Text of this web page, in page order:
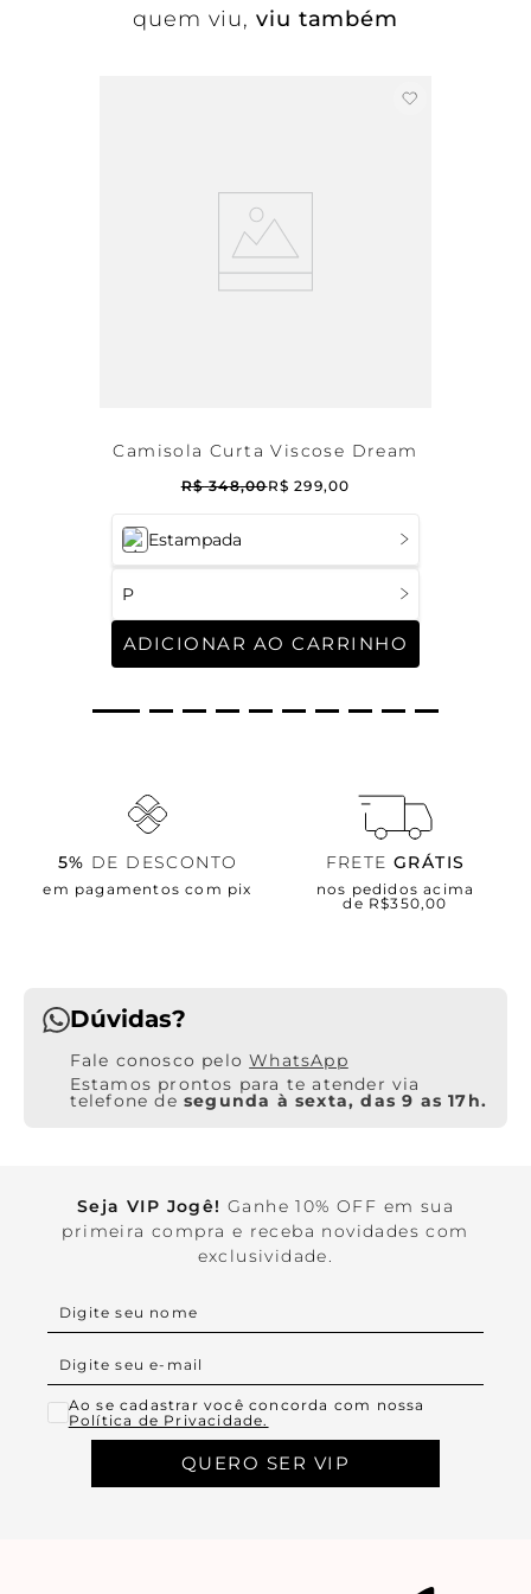
quem viu, viu também
Estampada
P
ADICIONAR AO CARRINHO
Camisola Curta Viscose Dream
R$ 348,00R$ 299,00
5% DE DESCONTO
em pagamentos com pix
FRETE GRÁTIS
nos pedidos acima
de R$350,00
Dúvidas?
WhatsApp
Estamos prontos para te atender via
telefone de segunda à sexta, das 9 as 17h.
Seja VIP Jogê! Ganhe 10% OFF em sua
primeira compra e receba novidades com
exclusividade.
Ao se cadastrar você concorda com nossa
Política de Privacidade.
QUERO SER VIP